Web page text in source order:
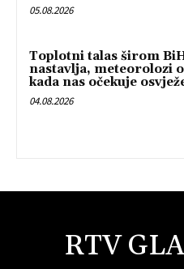
05.08.2026
Toplotni talas širom
nastavlja, meteorolozi
kada nas očekuje
04.08.2026
RTV